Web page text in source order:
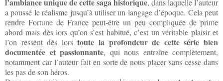
, dans laquelle l’auteur
a poussé le réalisme jusqu’à utiliser un langage d’époque. Cela peut
rendre Fortune de France peut-être un peu compliquée de prime
abord mais dès lors qu’on s’est habitué, c’est un véritable plaisir et
l’on ressent dès lorstoute la profondeur de cette série bien
documentée et passionnante, qui nous entraîne complètement,
notamment car l’auteur fait en sorte de nous placer sans cesse dans
les pas de son héros.